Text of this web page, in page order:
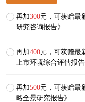
再加300元，可获赠最
研究咨询报告》
再加400元，可获赠最
上市环境综合评估报告
再加500元，可获赠最
略全景研究报告》